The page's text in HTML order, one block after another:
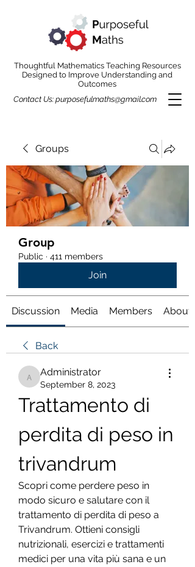
Thoughtful Mathematics Teaching Resources
Designed to Improve Understanding and
Outcomes
Contact Us: purposefulmaths@gmail.com
Groups
Group
Public · 411 members
Join
Discussion Media Members About
Back
Administrator
Administrator
September 8, 2023
Trattamento di
perdita di peso in
trivandrum
Scopri come perdere peso in
modo sicuro e salutare con il
trattamento di perdita di peso a
Trivandrum. Ottieni consigli
nutrizionali, esercizi e trattamenti
medici per una vita più sana e un